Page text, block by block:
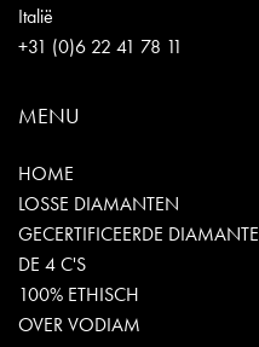
Italië
+31 (0)6 22 41 78 11
MENU
HOME
LOSSE DIAMANTEN
GECERTIFICEERDE
DE 4 C'S
100% ETHISCH
OVER VODIAM